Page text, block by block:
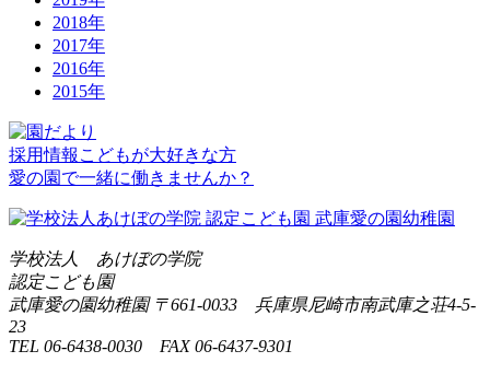
2018年
2017年
2016年
2015年
採用情報 こどもが大好きな方
愛の園で一緒に働きませんか？
学校法人 あけぼの学院
認定こども園
武庫愛の園幼稚園 〒661-0033 兵庫県尼崎市南武庫之荘4-5-
23
TEL 06-6438-0030 FAX 06-6437-9301